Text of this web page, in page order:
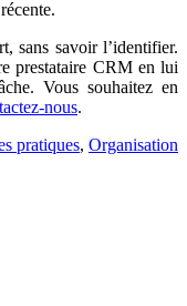
sans savoir l’identifier.
prestataire CRM en lui
Vous souhaitez en
nous.
pratiques, Organisation